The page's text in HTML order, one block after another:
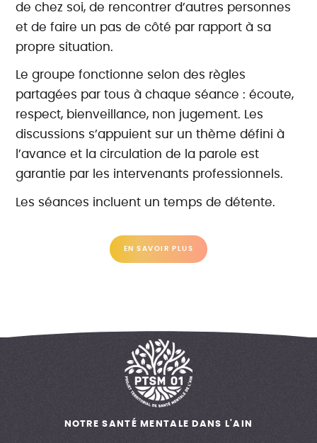
de chez soi, de rencontrer d’autres personnes
et de faire un pas de côté par rapport à sa
propre situation.
Le groupe fonctionne selon des règles
partagées par tous à chaque séance : écoute,
respect, bienveillance, non jugement. Les
discussions s’appuient sur un thème défini à
l’avance et la circulation de la parole est
garantie par les intervenants professionnels.
Les séances incluent un temps de détente.
EN SAVOIR PLUS
NOTRE SANTÉ MENTALE DANS L'AIN